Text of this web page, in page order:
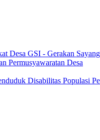
Desa GSI - Gerakan
Permusyawaratan Desa
Disabilitas Populasi